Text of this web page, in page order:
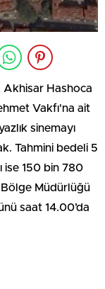
Akhisar Hashoca
Vakfı'na ait
sinemayı
Tahmini bedeli 5
ise 150 bin 780
Müdürlüğü
saat 14.00’da